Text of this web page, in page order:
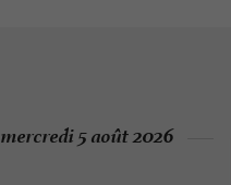
mercredi 5 août 2026